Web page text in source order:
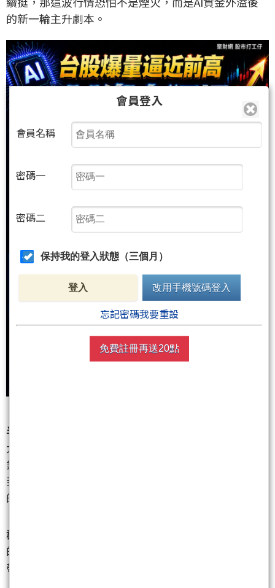
的新一輪主升劇本。
半導體高階製程與記憶體聚落
大盤要攻歷史新高，底層的算力與儲存絕對是定海神
針。當前 CoWoS 產能吃緊，資金正強烈外溢到次世代
封裝 FOPLP（面板級扇出型封裝）以及報價全面喊漲
的利基型記憶體！
群創
的 FOPLP 先進封裝技術被市場視為下一個金雞母，挾
帶跨界科技題材，買盤瘋狂進駐鎖漲停！
會員登入
會員名稱
密碼一
密碼二
保持我的登入狀態（三個月）
登入 改用手機號碼登入
忘記密碼我要重設
免費註冊再送20點